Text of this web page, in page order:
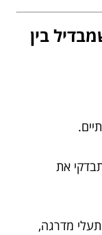
בין
את
תעלי מדרגה,